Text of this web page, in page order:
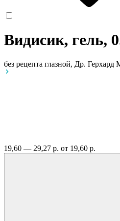
Видисик, гель,
без рецепта глазной, Др. Герхард
19,60 — 29,27 р. от 19,60 р.